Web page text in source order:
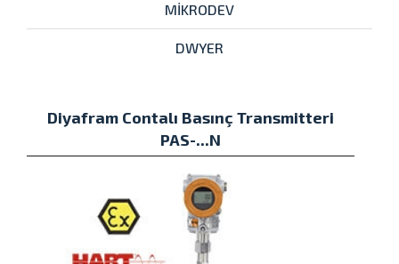
MİKRODEV
DWYER
Diyafram Contalı Basınç Transmitteri
PAS-...N